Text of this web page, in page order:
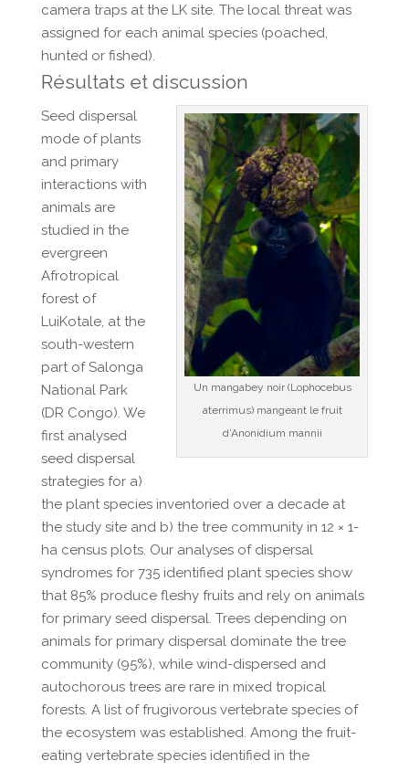
camera traps at the LK site. The local threat was
assigned for each animal species (poached,
hunted or fished).
Résultats et discussion
Un mangabey noir (Lophocebus
aterrimus) mangeant le fruit
d’Anonidium mannii
Seed dispersal
mode of plants
and primary
interactions with
animals are
studied in the
evergreen
Afrotropical
forest of
LuiKotale, at the
south-western
part of Salonga
National Park
(DR Congo). We
first analysed
seed dispersal
strategies for a)
the plant species inventoried over a decade at
the study site and b) the tree community in 12 × 1-
ha census plots. Our analyses of dispersal
syndromes for 735 identified plant species show
that 85% produce fleshy fruits and rely on animals
for primary seed dispersal. Trees depending on
animals for primary dispersal dominate the tree
community (95%), while wind-dispersed and
autochorous trees are rare in mixed tropical
forests. A list of frugivorous vertebrate species of
the ecosystem was established. Among the fruit-
eating vertebrate species identified in the